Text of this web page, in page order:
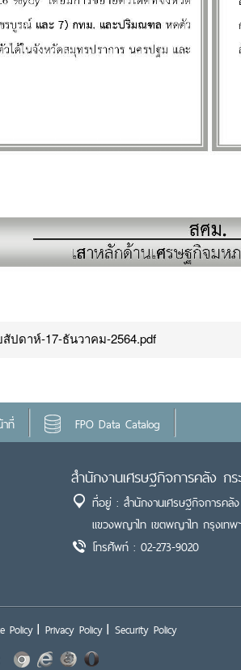
ปดาห์-17-ธันวาคม-2564.pdf
าที่ FPO Data Catalog
สำนักงานเศรษฐกิจการคลัง ก
ที่อยู่ : สำนักงานเศรษฐกิจการค
แขวงพญาไท เขตพญาไท กรุงเท
โทรศัพท์ : 02-273-9020
Policy Privacy Policy Security Policy